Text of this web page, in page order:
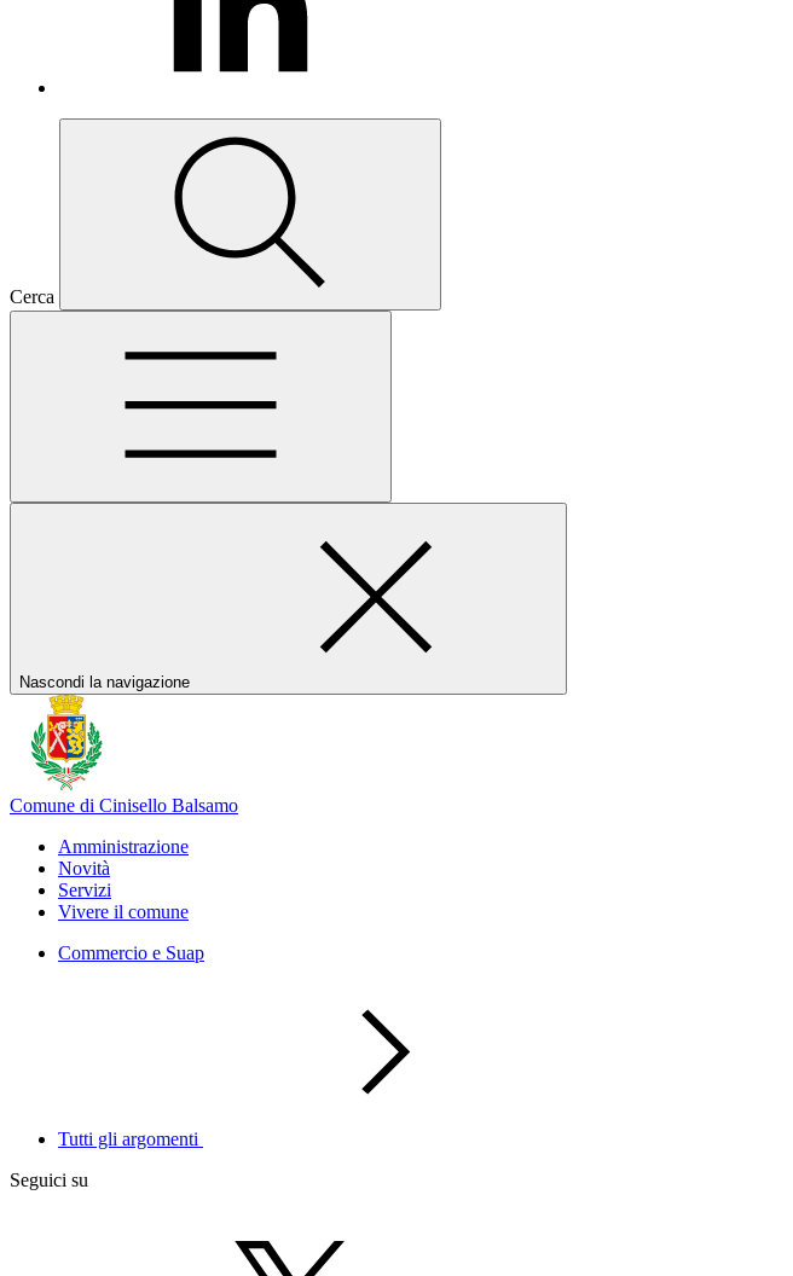
Cerca
Nascondi la navigazione
Comune di Cinisello Balsamo
Amministrazione
Novità
Servizi
Vivere il comune
Commercio e Suap
Tutti gli argomenti
Seguici su